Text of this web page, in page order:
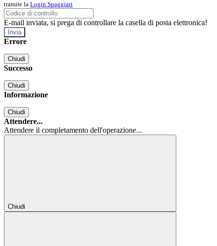
tramite la Login Spaggiari
E-mail inviata, si prega di controllare la casella di posta elettronica!
Errore
Chiudi
Successo
Chiudi
Informazione
Chiudi
Attendere...
Attendere il completamento dell'operazione...
Chiudi